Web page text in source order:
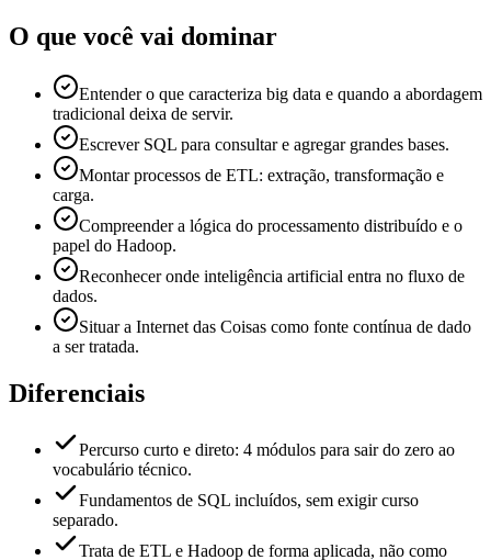
O que você vai dominar
Entender o que caracteriza big data e quando a abordagem
tradicional deixa de servir.
Escrever SQL para consultar e agregar grandes bases.
Montar processos de ETL: extração, transformação e
carga.
Compreender a lógica do processamento distribuído e o
papel do Hadoop.
Reconhecer onde inteligência artificial entra no fluxo de
dados.
Situar a Internet das Coisas como fonte contínua de dado
a ser tratada.
Diferenciais
Percurso curto e direto: 4 módulos para sair do zero ao
vocabulário técnico.
Fundamentos de SQL incluídos, sem exigir curso
separado.
Trata de ETL e Hadoop de forma aplicada, não como